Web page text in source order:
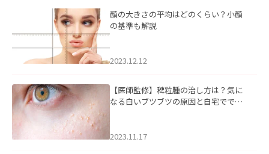
顔の大きさの平均はどのくらい？小顔
の基準も解説
2023.12.12
【医師監修】稗粒腫の治し方は？気に
なる白いブツブツの原因と自宅ででき
2023.11.17